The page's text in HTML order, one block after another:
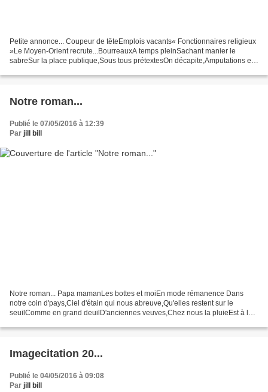
Petite annonce... Coupeur de têteEmplois vacants« Fonctionnaires religieux
»Le Moyen-Orient recrute...BourreauxA temps pleinSachant manier le
sabreSur la place publique,Sous tous prétextesOn décapite,Amputations et
Notre roman...
Publié le 07/05/2016 à 12:39
Par jill bill
Notre roman... Papa mamanLes bottes et moiEn mode rémanence Dans
notre coin d'pays,Ciel d'étain qui nous abreuve,Qu'elles restent sur le
seuilComme en grand deuilD'anciennes veuves,Chez nous la pluieEst à la
Imagecitation 20...
Publié le 04/05/2016 à 09:08
Par jill bill